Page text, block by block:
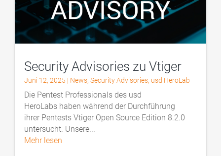
Security Advisories zu Vtiger
Juni 12, 2025 | News,Security Advisories, usd HeroLab
Die Pentest Professionals des usd
HeroLabs haben während der Durchführung
ihrer Pentests Vtiger Open Source Edition 8.2.0
untersucht. Unsere...
mehr lesen